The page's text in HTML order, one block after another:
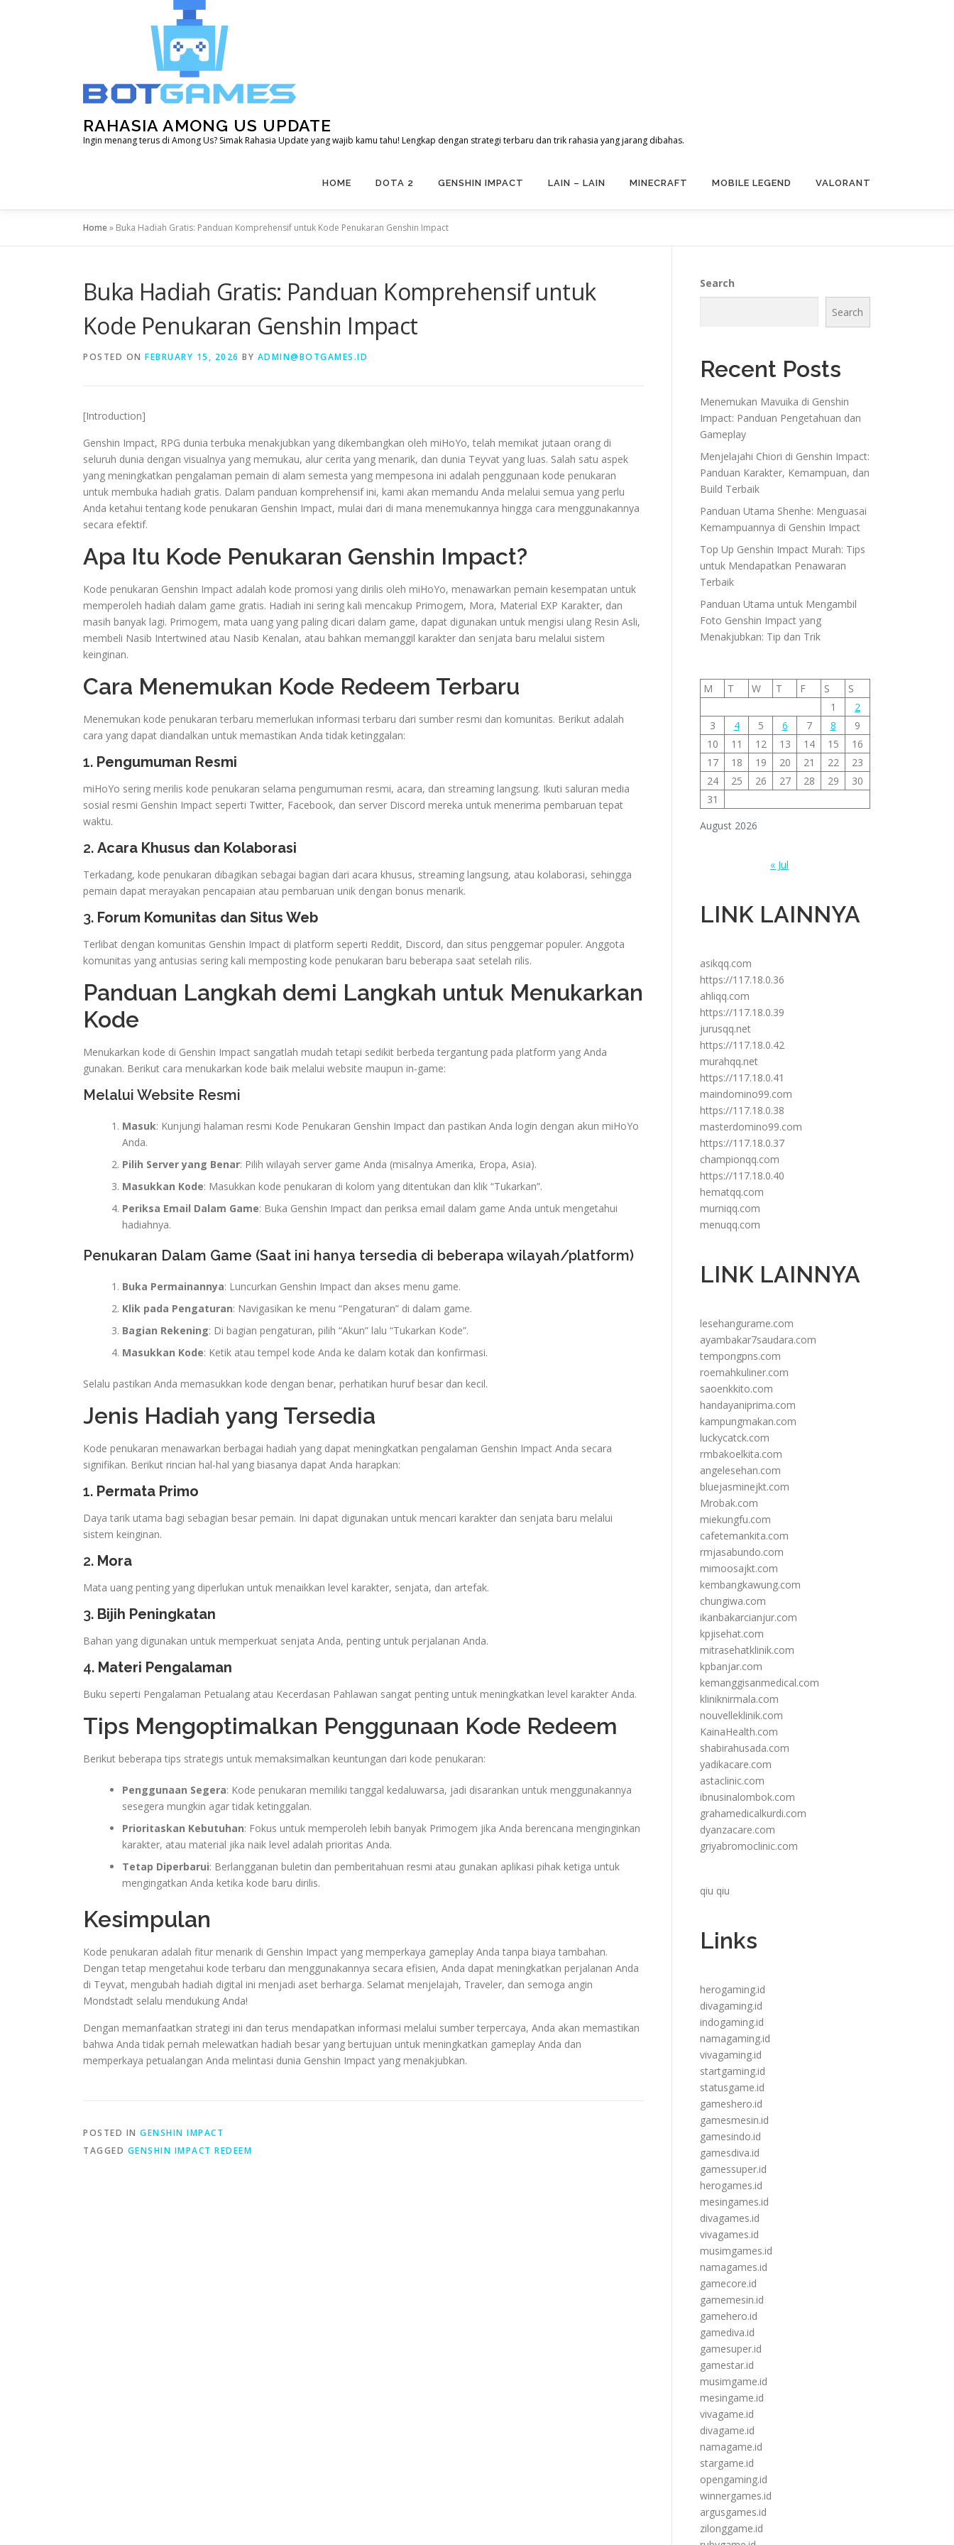
RAHASIA AMONG US UPDATE
Ingin menang terus di Among Us? Simak Rahasia Update yang wajib kamu tahu! Lengkap dengan strategi terbaru dan trik rahasia yang jarang dibahas.
HOME DOTA 2 GENSHIN IMPACT LAIN – LAIN MINECRAFT MOBILE LEGEND VALORANT
Home» Buka Hadiah Gratis: Panduan Komprehensif untuk Kode Penukaran Genshin Impact
Buka Hadiah Gratis: Panduan Komprehensif untuk
Kode Penukaran Genshin Impact
POSTED ON FEBRUARY 15, 2026 BY ADMIN@BOTGAMES.ID
[Introduction]
Genshin Impact, RPG dunia terbuka menakjubkan yang dikembangkan oleh miHoYo, telah memikat jutaan orang di
seluruh dunia dengan visualnya yang memukau, alur cerita yang menarik, dan dunia Teyvat yang luas. Salah satu aspek
yang meningkatkan pengalaman pemain di alam semesta yang mempesona ini adalah penggunaan kode penukaran
untuk membuka hadiah gratis. Dalam panduan komprehensif ini, kami akan memandu Anda melalui semua yang perlu
Anda ketahui tentang kode penukaran Genshin Impact, mulai dari di mana menemukannya hingga cara menggunakannya
secara efektif.
Apa Itu Kode Penukaran Genshin Impact?
Kode penukaran Genshin Impact adalah kode promosi yang dirilis oleh miHoYo, menawarkan pemain kesempatan untuk
memperoleh hadiah dalam game gratis. Hadiah ini sering kali mencakup Primogem, Mora, Material EXP Karakter, dan
masih banyak lagi. Primogem, mata uang yang paling dicari dalam game, dapat digunakan untuk mengisi ulang Resin Asli,
membeli Nasib Intertwined atau Nasib Kenalan, atau bahkan memanggil karakter dan senjata baru melalui sistem
keinginan.
Cara Menemukan Kode Redeem Terbaru
Menemukan kode penukaran terbaru memerlukan informasi terbaru dari sumber resmi dan komunitas. Berikut adalah
cara yang dapat diandalkan untuk memastikan Anda tidak ketinggalan:
1. Pengumuman Resmi
miHoYo sering merilis kode penukaran selama pengumuman resmi, acara, dan streaming langsung. Ikuti saluran media
sosial resmi Genshin Impact seperti Twitter, Facebook, dan server Discord mereka untuk menerima pembaruan tepat
waktu.
2. Acara Khusus dan Kolaborasi
Terkadang, kode penukaran dibagikan sebagai bagian dari acara khusus, streaming langsung, atau kolaborasi, sehingga
pemain dapat merayakan pencapaian atau pembaruan unik dengan bonus menarik.
3. Forum Komunitas dan Situs Web
Terlibat dengan komunitas Genshin Impact di platform seperti Reddit, Discord, dan situs penggemar populer. Anggota
komunitas yang antusias sering kali memposting kode penukaran baru beberapa saat setelah rilis.
Panduan Langkah demi Langkah untuk Menukarkan
Kode
Menukarkan kode di Genshin Impact sangatlah mudah tetapi sedikit berbeda tergantung pada platform yang Anda
gunakan. Berikut cara menukarkan kode baik melalui website maupun in-game:
Melalui Website Resmi
Masuk: Kunjungi halaman resmi Kode Penukaran Genshin Impact dan pastikan Anda login dengan akun miHoYo
Anda.
Pilih Server yang Benar: Pilih wilayah server game Anda (misalnya Amerika, Eropa, Asia).
Masukkan Kode: Masukkan kode penukaran di kolom yang ditentukan dan klik “Tukarkan”.
Periksa Email Dalam Game: Buka Genshin Impact dan periksa email dalam game Anda untuk mengetahui
hadiahnya.
Penukaran Dalam Game (Saat ini hanya tersedia di beberapa wilayah/platform)
Buka Permainannya: Luncurkan Genshin Impact dan akses menu game.
Klik pada Pengaturan: Navigasikan ke menu “Pengaturan” di dalam game.
Bagian Rekening: Di bagian pengaturan, pilih “Akun” lalu “Tukarkan Kode”.
Masukkan Kode: Ketik atau tempel kode Anda ke dalam kotak dan konfirmasi.
Selalu pastikan Anda memasukkan kode dengan benar, perhatikan huruf besar dan kecil.
Jenis Hadiah yang Tersedia
Kode penukaran menawarkan berbagai hadiah yang dapat meningkatkan pengalaman Genshin Impact Anda secara
signifikan. Berikut rincian hal-hal yang biasanya dapat Anda harapkan:
1. Permata Primo
Daya tarik utama bagi sebagian besar pemain. Ini dapat digunakan untuk mencari karakter dan senjata baru melalui
sistem keinginan.
2. Mora
Mata uang penting yang diperlukan untuk menaikkan level karakter, senjata, dan artefak.
3. Bijih Peningkatan
Bahan yang digunakan untuk memperkuat senjata Anda, penting untuk perjalanan Anda.
4. Materi Pengalaman
Buku seperti Pengalaman Petualang atau Kecerdasan Pahlawan sangat penting untuk meningkatkan level karakter Anda.
Tips Mengoptimalkan Penggunaan Kode Redeem
Berikut beberapa tips strategis untuk memaksimalkan keuntungan dari kode penukaran:
Penggunaan Segera: Kode penukaran memiliki tanggal kedaluwarsa, jadi disarankan untuk menggunakannya
sesegera mungkin agar tidak ketinggalan.
Prioritaskan Kebutuhan: Fokus untuk memperoleh lebih banyak Primogem jika Anda berencana menginginkan
karakter, atau material jika naik level adalah prioritas Anda.
Tetap Diperbarui: Berlangganan buletin dan pemberitahuan resmi atau gunakan aplikasi pihak ketiga untuk
mengingatkan Anda ketika kode baru dirilis.
Kesimpulan
Kode penukaran adalah fitur menarik di Genshin Impact yang memperkaya gameplay Anda tanpa biaya tambahan.
Dengan tetap mengetahui kode terbaru dan menggunakannya secara efisien, Anda dapat meningkatkan perjalanan Anda
di Teyvat, mengubah hadiah digital ini menjadi aset berharga. Selamat menjelajah, Traveler, dan semoga angin
Mondstadt selalu mendukung Anda!
Dengan memanfaatkan strategi ini dan terus mendapatkan informasi melalui sumber terpercaya, Anda akan memastikan
bahwa Anda tidak pernah melewatkan hadiah besar yang bertujuan untuk meningkatkan gameplay Anda dan
memperkaya petualangan Anda melintasi dunia Genshin Impact yang menakjubkan.
POSTED IN GENSHIN IMPACT
TAGGED GENSHIN IMPACT REDEEM
Search
Search
Recent Posts
Menemukan Mavuika di Genshin
Impact: Panduan Pengetahuan dan
Gameplay
Menjelajahi Chiori di Genshin Impact:
Panduan Karakter, Kemampuan, dan
Build Terbaik
Panduan Utama Shenhe: Menguasai
Kemampuannya di Genshin Impact
Top Up Genshin Impact Murah: Tips
untuk Mendapatkan Penawaran
Terbaik
Panduan Utama untuk Mengambil
Foto Genshin Impact yang
Menakjubkan: Tip dan Trik
August 2026
M T W T F S
S
1
2
3
4 5 6 7 8
9
10
11 12 13 14 15
16
17
18 19 20 21 22
23
24
25 26 27 28 29
30
31
« Jul
LINK LAINNYA
asikqq.com
https://117.18.0.36
ahliqq.com
https://117.18.0.39
jurusqq.net
https://117.18.0.42
murahqq.net
https://117.18.0.41
maindomino99.com
https://117.18.0.38
masterdomino99.com
https://117.18.0.37
championqq.com
https://117.18.0.40
hematqq.com
murniqq.com
menuqq.com
LINK LAINNYA
lesehangurame.com
ayambakar7saudara.com
tempongpns.com
roemahkuliner.com
saoenkkito.com
handayaniprima.com
kampungmakan.com
luckycatck.com
rmbakoelkita.com
angelesehan.com
bluejasminejkt.com
Mrobak.com
miekungfu.com
cafetemankita.com
rmjasabundo.com
mimoosajkt.com
kembangkawung.com
chungiwa.com
ikanbakarcianjur.com
kpjisehat.com
mitrasehatklinik.com
kpbanjar.com
kemanggisanmedical.com
kliniknirmala.com
nouvelleklinik.com
KainaHealth.com
shabirahusada.com
yadikacare.com
astaclinic.com
ibnusinalombok.com
grahamedicalkurdi.com
dyanzacare.com
griyabromoclinic.com
qiu qiu
Links
herogaming.id
divagaming.id
indogaming.id
namagaming.id
vivagaming.id
startgaming.id
statusgame.id
gameshero.id
gamesmesin.id
gamesindo.id
gamesdiva.id
gamessuper.id
herogames.id
mesingames.id
divagames.id
vivagames.id
musimgames.id
namagames.id
gamecore.id
gamemesin.id
gamehero.id
gamediva.id
gamesuper.id
gamestar.id
musimgame.id
mesingame.id
vivagame.id
divagame.id
namagame.id
stargame.id
opengaming.id
winnergames.id
argusgames.id
zilonggame.id